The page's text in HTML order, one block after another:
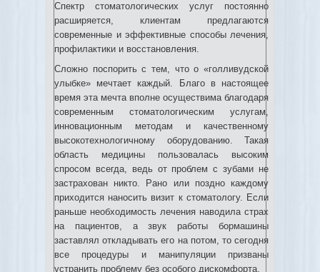
Спектр стоматологических услуг постоянно
расширяется, клиентам предлагаются
современные и эффективные способы лечения,
профилактики и восстановления.
Сложно поспорить с тем, что о «голливудской
улыбке» мечтает каждый. Благо в настоящее
время эта мечта вполне осуществима благодаря
современным стоматологическим услугам,
инновационным методам и качественному
высокотехнологичному оборудованию. Такая
область медицины пользовалась высоким
спросом всегда, ведь от проблем с зубами не
застрахован никто. Рано или поздно каждому
приходится наносить визит к стоматологу. Если
раньше необходимость лечения наводила страх
на пациентов, а звук работы бормашины
заставлял откладывать его на потом, то сегодня
все процедуры и манипуляции призваны
устранить проблему без особого дискомфорта.